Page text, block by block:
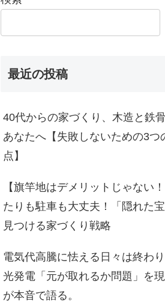
最近の投稿
40代からの家づくり、木造と鉄
あなたへ【失敗しないための3つ
点】
【旗竿地はデメリットじゃない
たりも駐車も大丈夫！「隠れた
見つける家づくり戦略
電気代高騰に怯える日々は終わ
光発電「元が取れるか問題」を
が本音で語る。